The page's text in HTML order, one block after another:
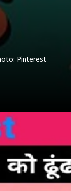
Photo: Pinterest